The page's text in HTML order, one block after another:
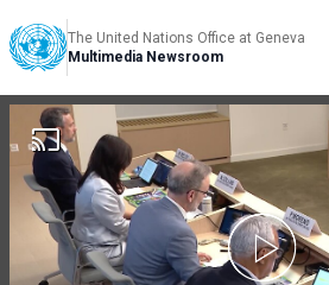
The United Nations Office at Geneva
Multimedia Newsroom